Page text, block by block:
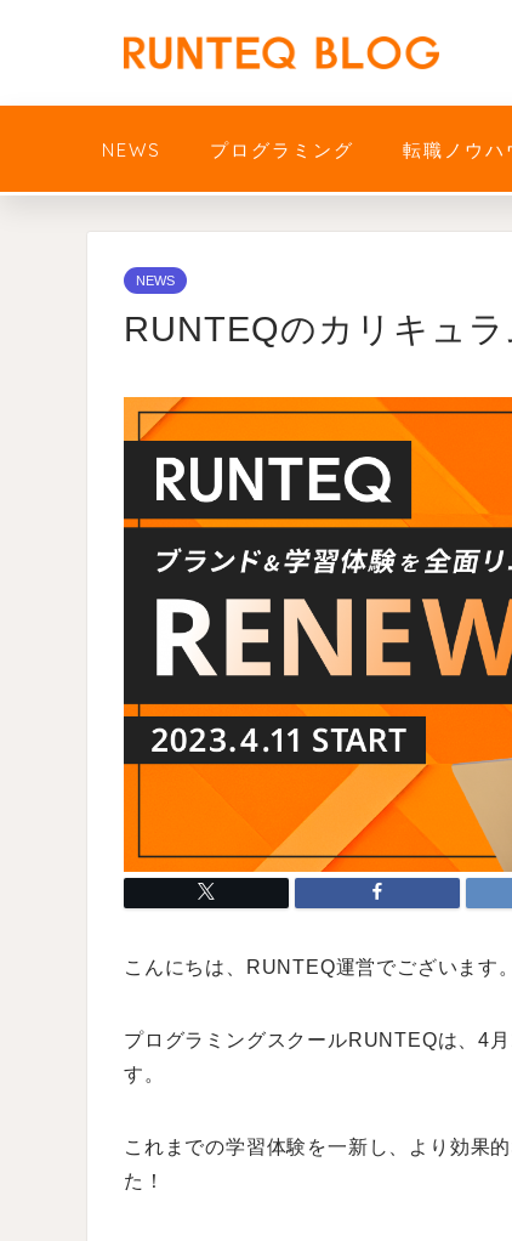
NEWS プログラミング 転職ノウハ
NEWS
RUNTEQのカリキュ
こんにちは、RUNTEQ運営でございます。
プログラミングスクールRUNTEQは、4
す。
これまでの学習体験を一新し、より効果
た！